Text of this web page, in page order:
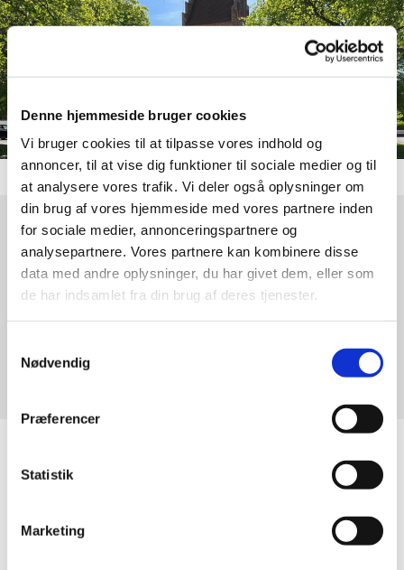
Denne hjemmeside bruger cookies
Vi bruger cookies til at tilpasse vores indhold og
annoncer, til at vise dig funktioner til sociale medier og til
at analysere vores trafik. Vi deler også oplysninger om
din brug af vores hjemmeside med vores partnere inden
for sociale medier, annonceringspartnere og
analysepartnere. Vores partnere kan kombinere disse
data med andre oplysninger, du har givet dem, eller som
de har indsamlet fra din brug af deres tjenester.
Nødvendig
Præferencer
Statistik
Marketing
Søndag 15. november 2026, kl. 09:00
Karlebo Kirke, Hesselrødvej 2, 2980
Kokkedal
Anette Nybo